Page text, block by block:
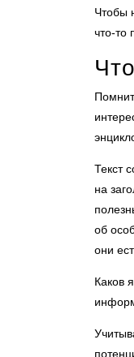
Чтобы
что-то
Текст
на
об
они
Каков